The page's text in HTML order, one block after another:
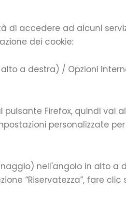
di accedere ad alcuni
dei cookie:
a destra) / Opzioni
Firefox, quindi vai
personalizzate
nell'angolo in alto a
“Riservatezza”, fare